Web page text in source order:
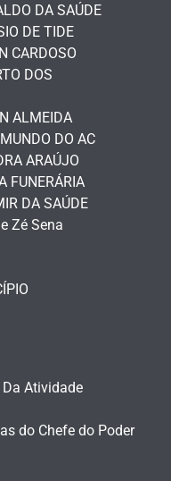
DA SAÚDE
DE TIDE
CARDOSO
DOS
ALMEIDA
DO AC
ARAÚJO
FUNERÁRIA
DA SAÚDE
Zé Sena
Atividade
do Chefe do Poder